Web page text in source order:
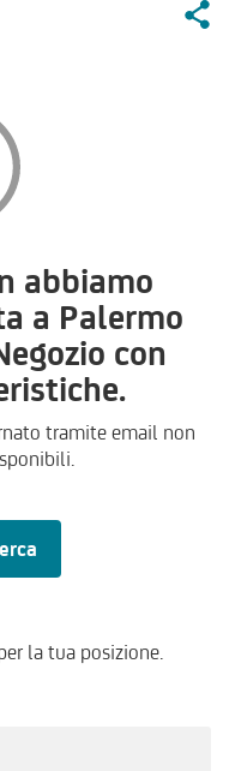
abbiamo
a Palermo
con
tramite email non
la tua posizione.